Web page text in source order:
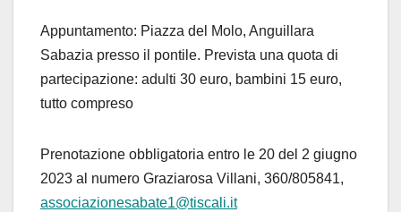
Appuntamento: Piazza del Molo, Anguillara
Sabazia presso il pontile. Prevista una quota di
partecipazione: adulti 30 euro, bambini 15 euro,
tutto compreso
Prenotazione obbligatoria entro le 20 del 2 giugno
2023 al numero Graziarosa Villani, 360/805841,
associazionesabate1@tiscali.it